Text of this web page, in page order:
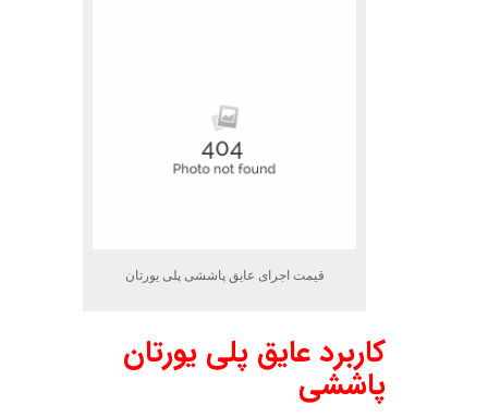
قیمت اجرای عایق پاششی پلی یورتان
کاربرد عایق پلی‌ یورتان
پاششی